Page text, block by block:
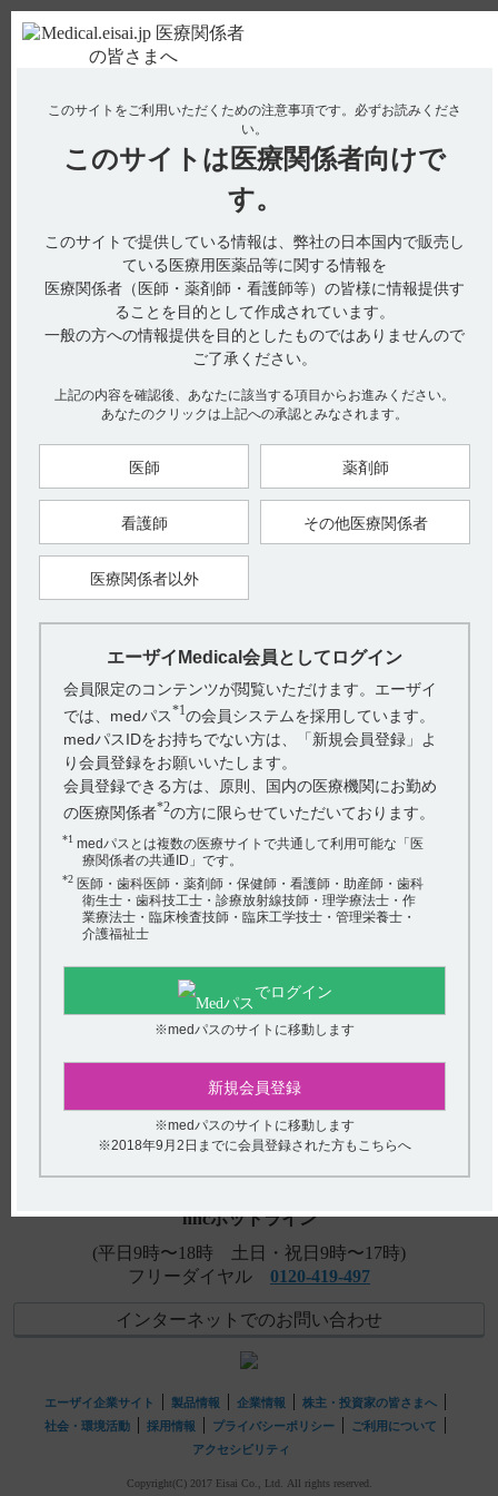
使用期限検索 Drug Information
No : 275
【アプニション】 臨床成績について教えてくだ
電子添文の17．臨床成績には、以下の記載があります。
■特定使用成績調査
早産、低出生体重児における原発性無呼吸に対して行われた使
用実態下における安全性及び有効性に関する調査（調査期間：
94.8％（73／77例）であった。
有効性評価にあたっては、本剤を投与している期間中、機械的
人工換気又はドキサプラム塩酸塩水和物を必要とせずに症状を
終了後の経過から有効性を判定した。ただし、本剤開始時から
終了時まで機械的人工換気を併用した場合は判定不能とし、有
効性解析対象症例から除外した。
また、安全性解析対象症例118症例中、6例（5.1％）に7件の副
作用が認められた。その内訳は、新生児嘔吐2件（1.7％）、頻
脈2件（1.7％）、腹部膨満1件（0.8％）、嘔吐1件（0.8％）、
1）アプニション静注15mg電子添文 2021年1月改訂（第1版）
2）板橋家頭夫：周産期医学, 2007； 37（8）：1054-1061 ［N-
2517］
【更新年月】
2022年3月
戻る
関連するQ&A
【イノベロン】 禁忌とその設定理由について教えてくだ
さい。
いて教えてください。
【アプニション】 取り扱い上の注意として、保存時に注
【イノベロン】 服用にあたり注意することはありますか
（定期検査の実施など）？
【アプニション】 投与時や調製時などで、注意すること
はありますか？
(選択してください)
このサイトをご利用いただくための注意事項です。 必ずお読みくださ
い。
このサイトは 医療関係者向けで
す。
このサイトで提供している情報は、弊社の日本国内で販売し
ている医療用医薬品等に関する情報を
医療関係者（医師・薬剤師・看護師等）の皆様に情報提供す
ることを目的として作成されています。
一般の方への情報提供を目的としたものではありませんので
ご了承ください。
上記の内容を確認後、あなたに該当する項目からお進みください。
あなたのクリックは上記への承認とみなされます。
医師 薬剤師
看護師 その他医療関係者
医療関係者以外
エーザイMedical会員としてログイン
会員限定のコンテンツが閲覧いただけます。エーザイ
では、medパス*1の会員システムを採用しています。
medパスIDをお持ちでない方は、「新規会員登録」よ
り会員登録をお願いいたします。
会員登録できる方は、原則、国内の医療機関にお勤め
の医療関係者*2の方に限らせていただいております。
*1 medパスとは複数の医療サイトで共通して利用可能な「医
療関係者の共通ID」です。
*2 医師・歯科医師・薬剤師・保健師・看護師・助産師・歯科
衛生士・歯科技工士・診療放射線技師・理学療法士・作
業療法士・臨床検査技師・臨床工学技士・管理栄養士・
介護福祉士
でログイン
※medパスのサイトに移動します
新規会員登録
※medパスのサイトに移動します
※2018年9月2日までに会員登録された方もこちらへ
hhcホットライン
(平日9時〜18時 土日・祝日9時〜17時)
フリーダイヤル 0120-419-497
インターネットでのお問い合わせ
エーザイ企業サイト 製品情報 企業情報
株主・投資家の皆さまへ
社会・環境活動
採用情報 プライバシーポリシー
ご利用について
アクセシビリティ
Copyright(C) 2017 Eisai Co., Ltd. All rights reserved.